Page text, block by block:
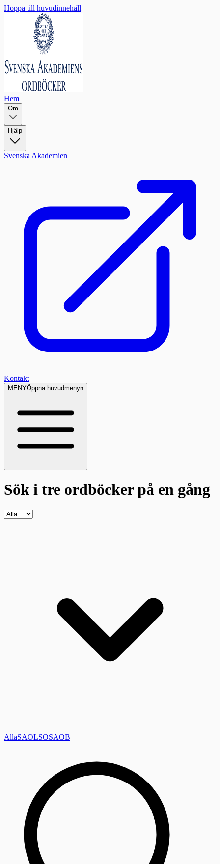
Hoppa till huvudinnehåll
Hem
Om
Hjälp
Svenska Akademien
Kontakt
MENYÖppna huvudmenyn
Sök i tre ordböckerpå en gång
AllaSAOLSOSAOB